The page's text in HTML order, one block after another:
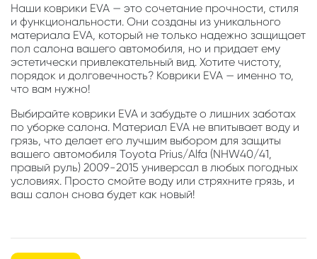
Наши коврики EVA — это сочетание прочности, стиля
и функциональности. Они созданы из уникального
материала EVA, который не только надежно защищает
пол салона вашего автомобиля, но и придает ему
эстетически привлекательный вид. Хотите чистоту,
порядок и долговечность? Коврики EVA — именно то,
что вам нужно!
Выбирайте коврики EVA и забудьте о лишних заботах
по уборке салона. Материал EVA не впитывает воду и
грязь, что делает его лучшим выбором для защиты
вашего автомобиля Toyota Prius/Alfa (NHW40/41,
правый руль) 2009-2015 универсал в любых погодных
условиях. Просто смойте воду или стряхните грязь, и
ваш салон снова будет как новый!